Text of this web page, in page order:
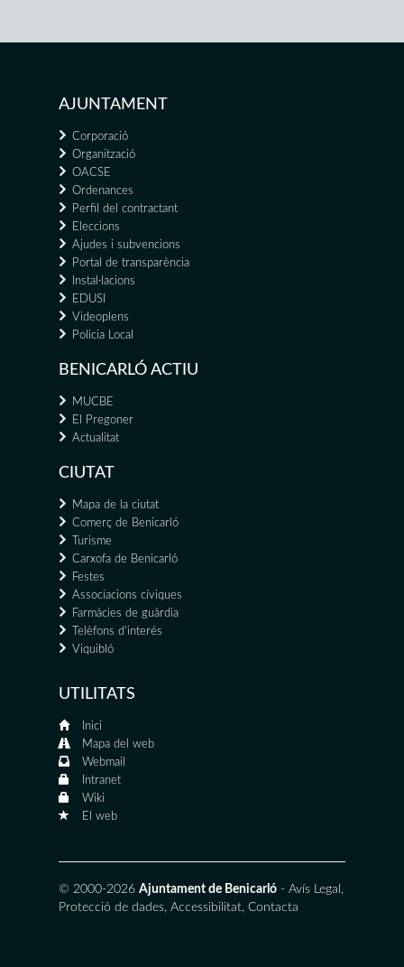
AJUNTAMENT
Corporació
Organització
OACSE
Ordenances
Perfil del contractant
Eleccions
Ajudes i subvencions
Portal de transparència
Instal·lacions
EDUSI
Videoplens
Policia Local
BENICARLÓ ACTIU
MUCBE
El Pregoner
Actualitat
CIUTAT
Mapa de la ciutat
Comerç de Benicarló
Turisme
Carxofa de Benicarló
Festes
Associacions cíviques
Farmàcies de guàrdia
Telèfons d'interés
Viquibló
UTILITATS
Inici
Mapa del web
Webmail
Intranet
Wiki
El web
© 2000-2026 Ajuntament de Benicarló - Avís Legal ,
Protecció de dades, Accessibilitat, Contacta